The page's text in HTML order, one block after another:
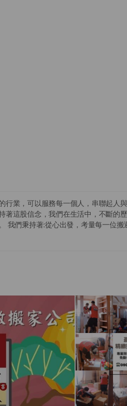
行業，可以服務每一個人，串聯起人
這股信念，我們在生活中，不斷的歷
我們秉持著:從心出發，考量每一位搬
及物品做精緻化的包裝保護，搬遷後將
滿的服務熱誠能源源不斷地帶給每一
推動我們向前進步的強大信念。期待
處蔓延著。